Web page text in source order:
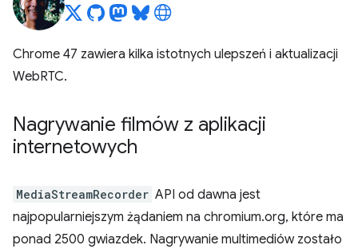
Chrome 47 zawiera kilka istotnych ulepszeń i aktualizacji
WebRTC.
Nagrywanie filmów z aplikacji
internetowych
MediaStreamRecorder API od dawna jest
najpopularniejszym żądaniem na chromium.org, które ma
ponad 2500 gwiazdek. Nagrywanie multimediów zostało